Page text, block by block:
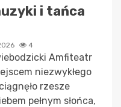
i tańca
4
Amfiteatr
niezwykłego
rzesze
pełnym słońca,